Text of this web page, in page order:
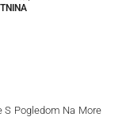
S Pogledom Na More